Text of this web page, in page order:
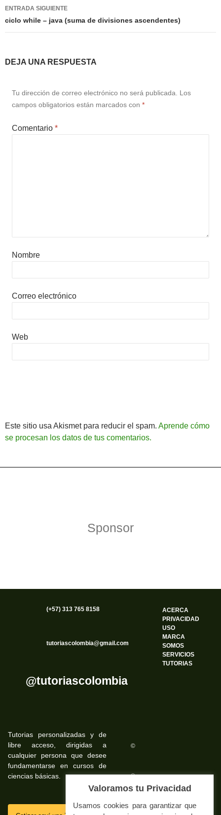
ENTRADA SIGUIENTE
ciclo while – java (suma de divisiones ascendentes)
DEJA UNA RESPUESTA
Tu dirección de correo electrónico no será publicada. Los
campos obligatorios están marcados con *
Comentario *
Nombre
Correo electrónico
Web
Este sitio usa Akismet para reducir el spam. Aprende cómo
se procesan los datos de tus comentarios.
Sponsor
(+57) 313 765 8158
tutoriascolombia@gmail.com
@tutoriascolombia
ACERCA
PRIVACIDAD
USO
MARCA
SOMOS
SERVICIOS
TUTORIAS
Tutorias personalizadas y de
libre acceso, dirigidas a
cualquier persona que desee
fundamentarse en cursos de
ciencias básicas.
©
©
SSL
Valoramos tu Privacidad
Usamos cookies para garantizar que